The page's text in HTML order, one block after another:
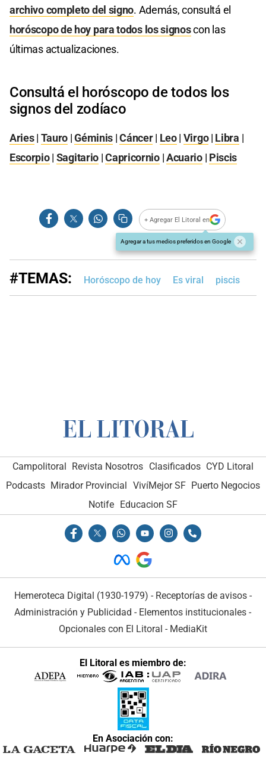
archivo completo del signo. Además, consultá el
horóscopo de hoy para todos los signoscon las
últimas actualizaciones.
Consultá el horóscopo de todos los
signos del zodíaco
Aries| Tauro |Géminis |Cáncer| Leo| Virgo| Libra |
Escorpio| Sagitario |Capricornio|Acuario| Piscis
+ Agregar El Litoral en
Agregar a tus medios preferidos en Google
#TEMAS: Horóscopo de hoy Es viral piscis
Campolitoral Revista Nosotros Clasificados CYD Litoral
Podcasts Mirador Provincial VivíMejor SF Puerto Negocios
Notife Educacion SF
Hemeroteca Digital (1930-1979) - Receptorías de avisos -
Administración y Publicidad - Elementos institucionales -
Opcionales con El Litoral - MediaKit
El Litoral es miembro de:
En Asociación con: